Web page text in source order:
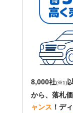
8,000社(※1)
から、落札
ャンス ！ デ